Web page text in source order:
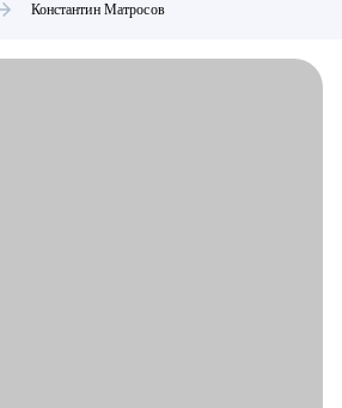
Константин Матросов